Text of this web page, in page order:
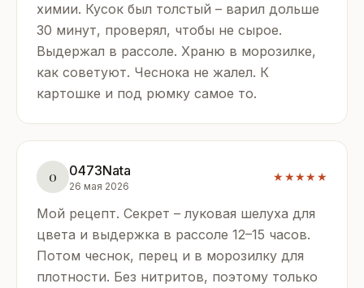
химии. Кусок был толстый – варил дольше
30 минут, проверял, чтобы не сырое.
Выдержал в рассоле. Храню в морозилке,
как советуют. Чеснока не жалел. К
картошке и под рюмку самое то.
0 0473Nata
26 мая 2026
★★★★★
Мой рецепт. Секрет – луковая шелуха для
цвета и выдержка в рассоле 12–15 часов.
Потом чеснок, перец и в морозилку для
плотности. Без нитритов, поэтому только